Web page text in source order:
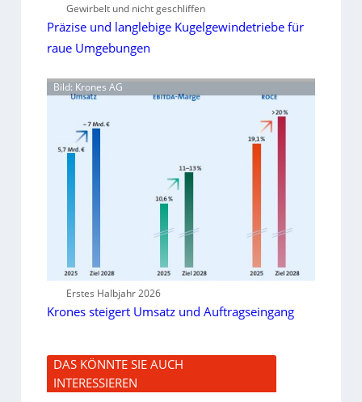
Gewirbelt und nicht geschliffen
Präzise und langlebige Kugelgewindetriebe für
raue Umgebungen
Bild: Krones AG
Erstes Halbjahr 2026
Krones steigert Umsatz und Auftragseingang
DAS KÖNNTE SIE AUCH
INTERESSIEREN